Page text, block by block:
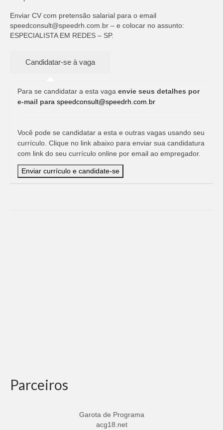
Enviar CV com pretensão salarial para o email
speedconsult@speedrh.com.br – e colocar no assunto:
ESPECIALISTA EM REDES – SP.
Para se candidatar a esta vaga envie seus detalhes por
e-mail para speedconsult@speedrh.com.br
Você pode se candidatar a esta e outras vagas usando seu
currículo. Clique no link abaixo para enviar sua candidatura
com link do seu currículo online por email ao empregador.
Parceiros
Garota de Programa
acg18.net